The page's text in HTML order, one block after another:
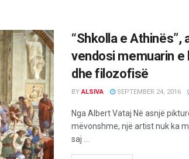
“Shkolla e Athinës”,
vendosi memuarin
dhe filozofisë
BY ALSIVA SEPTEMBER 24, 2016
Nga Albert Vataj Në asnjë
mëvonshme, një artist nuk ka
saj ...